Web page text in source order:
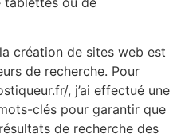
création de sites web est
de recherche. Pour
, j’ai effectué une
clés pour garantir que
de recherche des